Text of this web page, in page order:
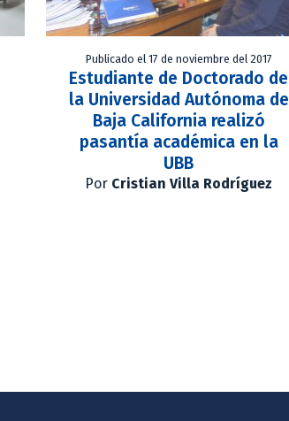
Publicado el 17 de noviembre del 2017
Estudiante de Doctorado de
la Universidad Autónoma de
Baja California realizó
pasantía académica en la
UBB
Por Cristian Villa Rodríguez